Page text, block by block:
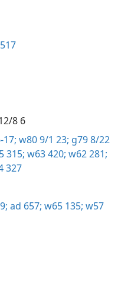
8 6
17; w80 9/1 23; g79 8/22
315; w63 420; w62 281;
327
ad 657; w65 135; w57